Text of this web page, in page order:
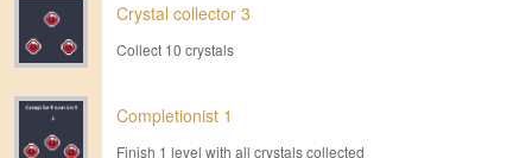
Crystal collector 3
Collect 10 crystals
Completionist 1
Finish 1 level with all crystals collected